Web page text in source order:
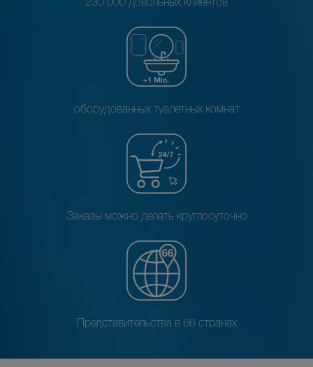
оборудованных туалетных комнат
Заказы можно делать круглосуточно
Представительства в 66 странах